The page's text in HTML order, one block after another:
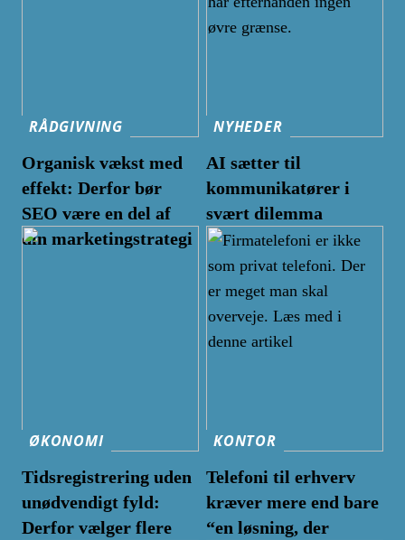
RÅDGIVNING
Organisk vækst med
effekt: Derfor bør
SEO være en del af
din marketingstrategi
NYHEDER
AI sætter til
kommunikatører i
svært dilemma
ØKONOMI
Tidsregistrering uden
unødvendigt fyld:
Derfor vælger flere
KONTOR
Telefoni til erhverv
kræver mere end bare
“en løsning, der